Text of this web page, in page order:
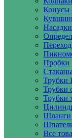
Конусы
Пробки
Трубки
Трубки
Трубки
Шланги
Все